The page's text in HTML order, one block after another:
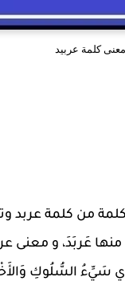
معنى كلمة عربيد
من كلمة
عَربَدَ، و معنى
سَيِّءُ السُّلُوكِ